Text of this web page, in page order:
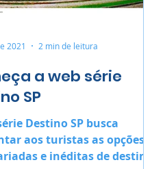
a web série
SP
Destino SP busca
aos turistas as opções
e inéditas de destinos
2021 2 min de leitura